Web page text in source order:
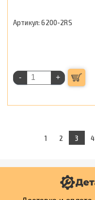
6200-2RS
- +
1 2 3 4